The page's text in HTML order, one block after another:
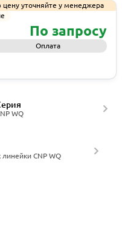
цену уточняйте у менеджера
По запросу
Оплата
WQ
CNP WQ